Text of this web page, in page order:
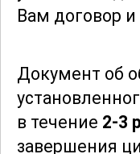
работников.
и как его
общую
Управление
Вам договор и
Документ об
в течение 2-3
завершения